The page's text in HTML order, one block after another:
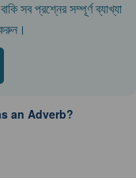
সব প্রশ্নের সম্পূর্ণ ব্যাখ্যা
an Adverb?